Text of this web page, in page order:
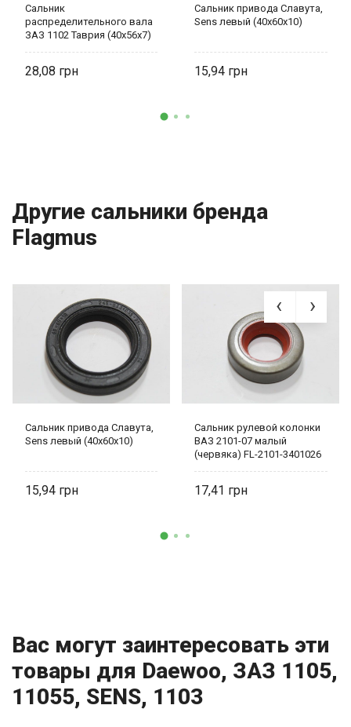
Сальник
распределительного вала
ЗАЗ 1102 Таврия (40х56х7)
28,08
Сальник привода Славута,
Sens левый (40х60х10)
15,94
Другие сальники бренда
Flagmus
Сальник привода Славута,
Sens левый (40х60х10)
15,94
Сальник рулевой колонки
ВАЗ 2101-07 малый
(червяка) FL-2101-3401026
17,41
Вас могут заинтересовать эти
товары для Daewoo, ЗАЗ 1105,
11055, SENS, 1103